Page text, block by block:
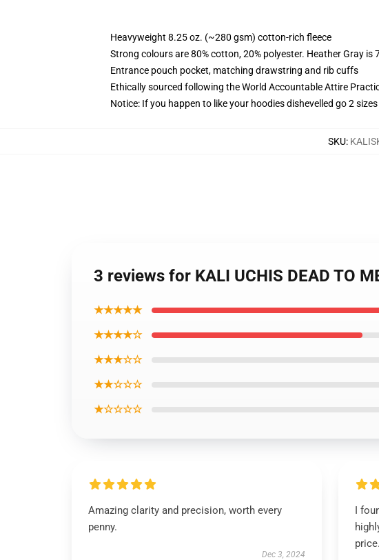
Heavyweight 8.25 oz. (~280 gsm) cotton-rich fleece
Strong colours are 80% cotton, 20% polyester. Heather Gray
Entrance pouch pocket, matching drawstring and rib cuffs
Ethically sourced following the World Accountable Attire
Notice: If you happen to like your hoodies dishevelled go 2
SKU:
3 reviews for KALI UCHIS DEAD TO
★★★★★
★★★★☆
★★★☆☆
★★☆☆☆
★☆☆☆☆
Amazing clarity and precision, worth every
penny.
Dec 3, 2024
I
price.